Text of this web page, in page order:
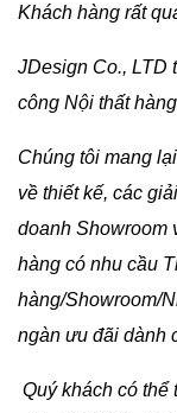
Khách hàng rất
JDesign Co., LTD
công Nội thất
Chúng tôi mang
về thiết kế, các
doanh Showroom
hàng có nhu cầu
hàng/Showroom/
ngàn ưu đãi dành
Quý khách có thể